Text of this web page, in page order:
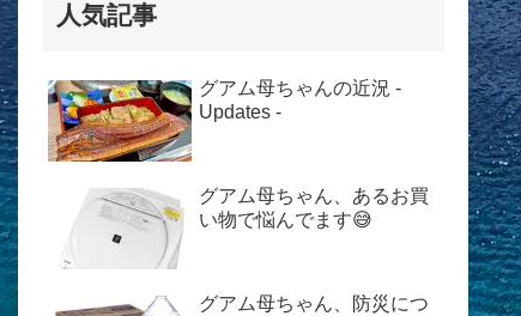
人気記事
グアム母ちゃんの近況 -
Updates -
グアム母ちゃん、あるお買
い物で悩んでます😅
グアム母ちゃん、防災につ